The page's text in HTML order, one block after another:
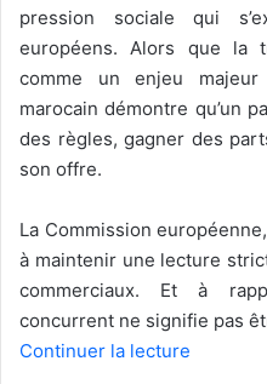
pression sociale qui
européens. Alors que la
comme un enjeu majeur
marocain démontre qu’un
des règles, gagner des
son offre.
La Commission
à maintenir une lecture
commerciaux. Et à
concurrent ne signifie pas
Continuer la lecture